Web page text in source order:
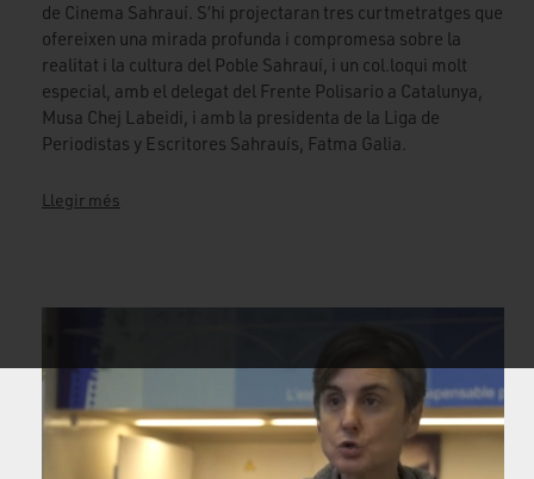
de Cinema Sahrauí. S’hi projectaran tres curtmetratges que
ofereixen una mirada profunda i compromesa sobre la
realitat i la cultura del Poble Sahrauí, i un col.loqui molt
especial, amb el delegat del Frente Polisario a Catalunya,
Musa Chej Labeidi, i amb la presidenta de la Liga de
Periodistas y Escritores Sahrauís, Fatma Galia.
Llegir més